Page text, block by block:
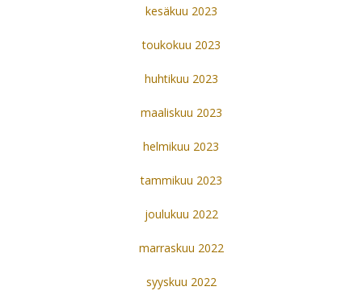
kesäkuu 2023
toukokuu 2023
huhtikuu 2023
maaliskuu 2023
helmikuu 2023
tammikuu 2023
joulukuu 2022
marraskuu 2022
syyskuu 2022